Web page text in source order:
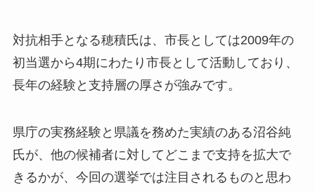
対抗相手となる穂積氏は、市長としては2009年の
初当選から4期にわたり市長として活動しており、
長年の経験と支持層の厚さが強みです。
県庁の実務経験と県議を務めた実績のある沼谷純
氏が、他の候補者に対してどこまで支持を拡大で
きるかが、今回の選挙では注目されるものと思わ